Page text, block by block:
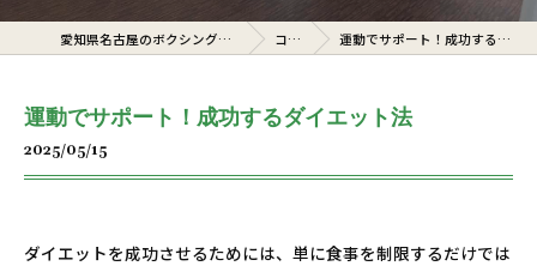
愛知県名古屋のボクシングジムならcerto コラム 運動でサポート！成功するダイエット法
運動でサポート！成功するダイエット法
2025/05/15
ダイエットを成功させるためには、単に食事を制限するだけでは